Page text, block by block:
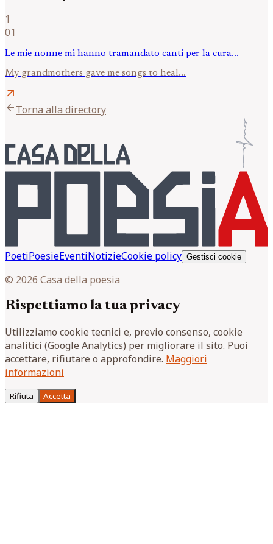
1
01
Le mie nonne mi hanno tramandato canti per la cura...
My grandmothers gave me songs to heal...
arrow_outward
arrow_backTorna alla directory
PoetiPoesieEventiNotizieCookie policy Gestisci cookie
© 2026 Casa della poesia
Rispettiamo la tua privacy
Utilizziamo cookie tecnici e, previo consenso, cookie
analitici (Google Analytics) per migliorare il sito. Puoi
accettare, rifiutare o approfondire. Maggiori
informazioni
Rifiuta Accetta